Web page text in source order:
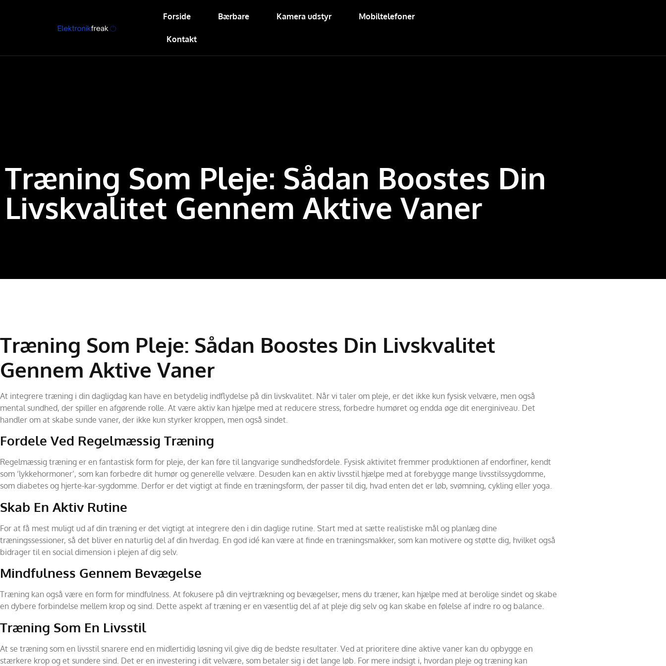
Forside Bærbare Kamera udstyr Mobiltelefoner
Kontakt
Træning Som Pleje: Sådan Boostes Din
Livskvalitet Gennem Aktive Vaner
Træning Som Pleje: Sådan Boostes Din Livskvalitet
Gennem Aktive Vaner
At integrere træning i din dagligdag kan have en betydelig indflydelse på din livskvalitet. Når vi taler om pleje, er det ikke kun fysisk velvære, men også
mental sundhed, der spiller en afgørende rolle. At være aktiv kan hjælpe med at reducere stress, forbedre humøret og endda øge dit energiniveau. Det
handler om at skabe sunde vaner, der ikke kun styrker kroppen, men også sindet.
Fordele Ved Regelmæssig Træning
Regelmæssig træning er en fantastisk form for pleje, der kan føre til langvarige sundhedsfordele. Fysisk aktivitet fremmer produktionen af endorfiner, kendt
som ‘lykkehormoner’, som kan forbedre dit humør og generelle velvære. Desuden kan en aktiv livsstil hjælpe med at forebygge mange livsstilssygdomme,
som diabetes og hjerte-kar-sygdomme. Derfor er det vigtigt at finde en træningsform, der passer til dig, hvad enten det er løb, svømning, cykling eller yoga.
Skab En Aktiv Rutine
For at få mest muligt ud af din træning er det vigtigt at integrere den i din daglige rutine. Start med at sætte realistiske mål og planlæg dine
træningssessioner, så det bliver en naturlig del af din hverdag. En god idé kan være at finde en træningsmakker, som kan motivere og støtte dig, hvilket også
bidrager til en social dimension i plejen af dig selv.
Mindfulness Gennem Bevægelse
Træning kan også være en form for mindfulness. At fokusere på din vejrtrækning og bevægelser, mens du træner, kan hjælpe med at berolige sindet og skabe
en dybere forbindelse mellem krop og sind. Dette aspekt af træning er en væsentlig del af at pleje dig selv og kan skabe en følelse af indre ro og balance.
Træning Som En Livsstil
At se træning som en livsstil snarere end en midlertidig løsning vil give dig de bedste resultater. Ved at prioritere dine aktive vaner kan du opbygge en
stærkere krop og et sundere sind. Det er en investering i dit velvære, som betaler sig i det lange løb. For mere indsigt i, hvordan pleje og træning kan